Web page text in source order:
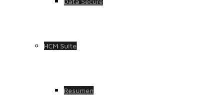
HCM Suite
Resumen